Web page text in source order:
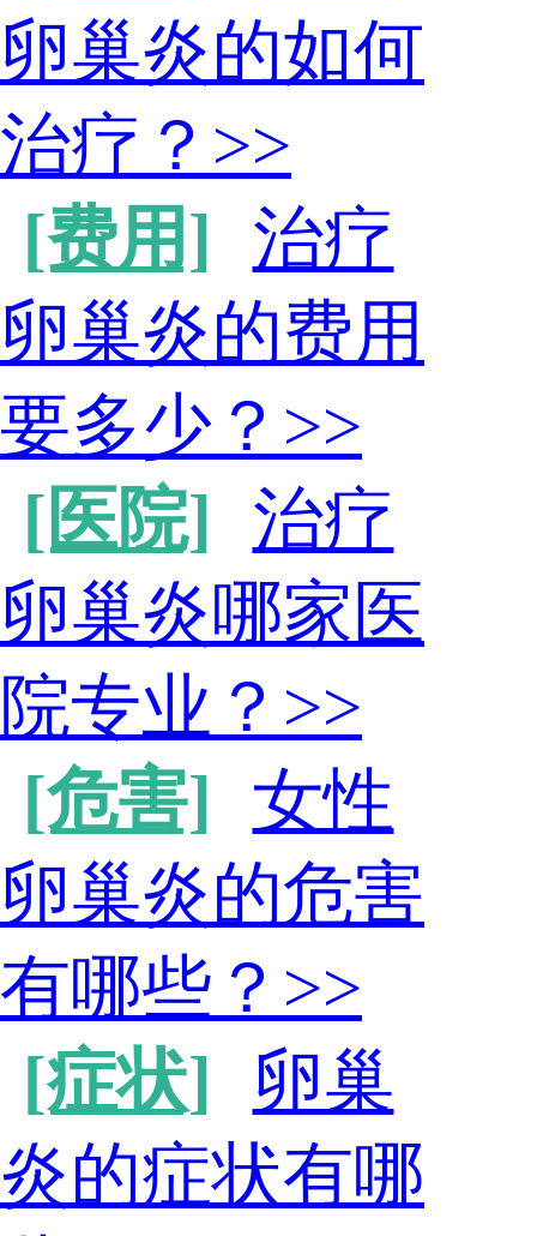
卵巢炎的如何
治疗？ >>
[费用] 治疗
卵巢炎的费用
要多少？ >>
[医院] 治疗
卵巢炎哪家医
院专业？ >>
[危害] 女性
卵巢炎的危害
有哪些？ >>
[症状]
卵巢
炎的症状有哪